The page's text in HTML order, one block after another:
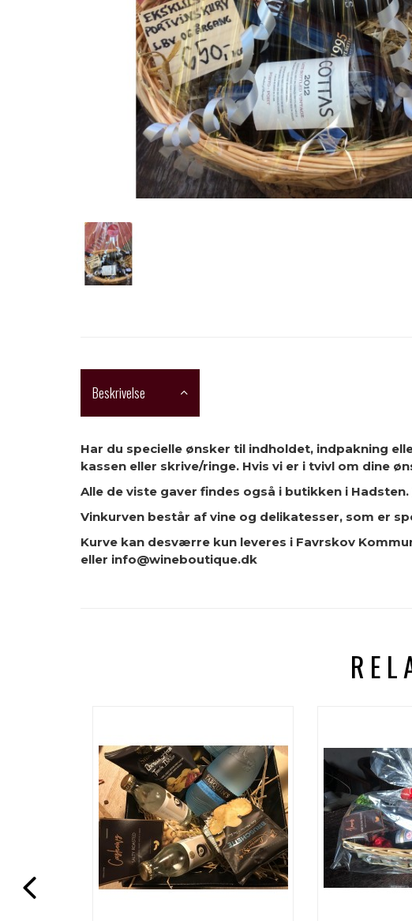
Beskrivelse
Har du specielle ønsker til indholdet, indpakning
kassen eller skrive/ringe. Hvis vi er i tvivl om dine
Alle de viste gaver findes også i butikken i
Vinkurven består af vine og delikatesser, som er
Kurve kan desværre kun leveres i Favrskov
eller info@wineboutique.dk